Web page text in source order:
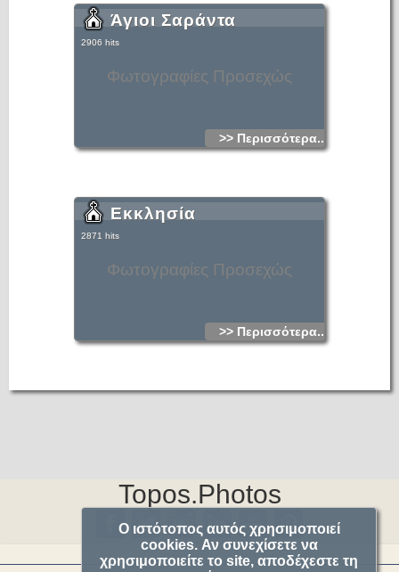
Φωτογραφίες Προσεχώς
Άγιοι Σαράντα
2906 hits
>> Περισσότερα...
Φωτογραφίες Προσεχώς
Εκκλησία
2871 hits
>> Περισσότερα...
Topos.Photos
Ο ιστότοπος αυτός χρησιμοποιεί
cookies. Αν συνεχίσετε να
χρησιμοποιείτε το site, αποδέχεστε τη